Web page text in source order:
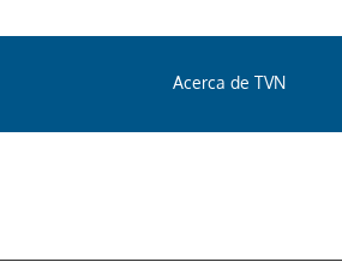
Acerca de TVN